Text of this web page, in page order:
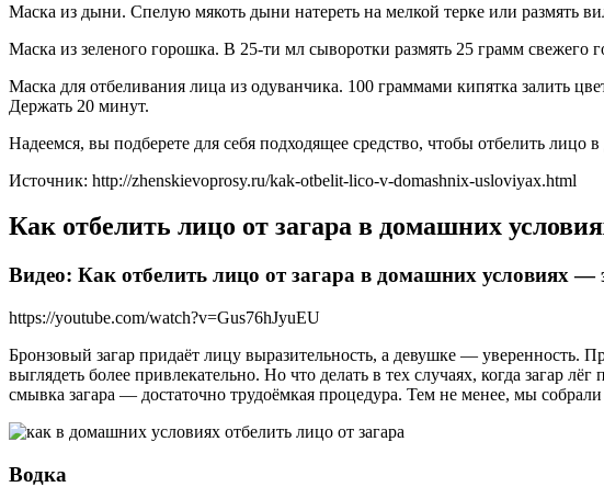
Маска из дыни. Спелую мякоть дыни натереть на мелкой терке или размять
Маска из зеленого горошка. В 25-ти мл сыворотки размять 25 грамм свежего
Маска для отбеливания лица из одуванчика. 100 граммами кипятка залить
Держать 20 минут.
Надеемся, вы подберете для себя подходящее средство, чтобы отбелить лицо
Источник: http://zhenskievoprosy.ru/kak-otbelit-lico-v-domashnix-usloviyax.html
Как отбелить лицо от загара в домашних
Видео: Как отбелить лицо от загара в домашних условиях
https://youtube.com/watch?v=Gus76hJyuEU
Бронзовый загар придаёт лицу выразительность, а девушке — уверенность.
выглядеть более привлекательно. Но что делать в тех случаях, когда загар
смывка загара — достаточно трудоёмкая процедура. Тем не менее, мы
Водка